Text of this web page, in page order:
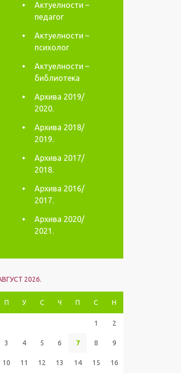
Актуелности –
педагог
Актуелности –
психолог
Актуелности –
библиотека
Архива 2019/
2020.
Архива 2018/
2019.
Архива 2017/
2018.
Архива 2016/
2017.
Архива 2020/
2021.
2026.
П У С Ч П С Н
1 2
3 4 5 6 7 8 9
10 11 12 13 14 15 16